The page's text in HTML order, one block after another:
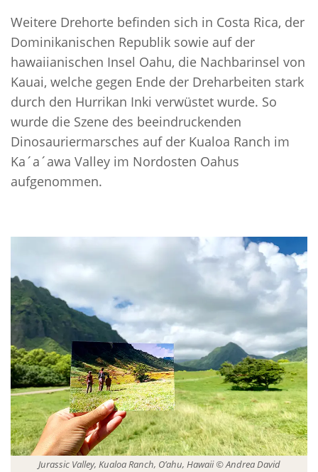
Weitere Drehorte befinden sich in Costa Rica, der
Dominikanischen Republik sowie auf der
hawaiianischen Insel Oahu, die Nachbarinsel von
Kauai, welche gegen Ende der Dreharbeiten stark
durch den Hurrikan Inki verwüstet wurde. So
wurde die Szene des beeindruckenden
Dinosauriermarsches auf der Kualoa Ranch im
Ka´a´awa Valley im Nordosten Oahus
aufgenommen.
Jurassic Valley, Kualoa Ranch, O’ahu, Hawaii © Andrea David